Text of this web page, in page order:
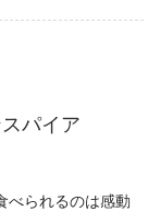
パイア
べられるのは感動